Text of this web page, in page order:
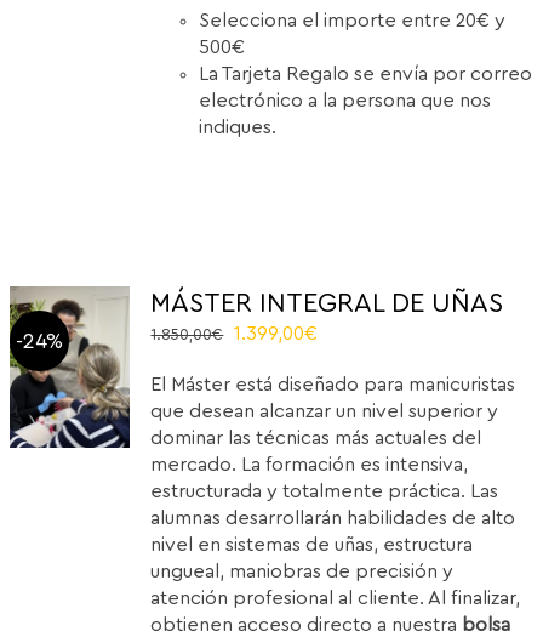
Selecciona el importe entre 20€ y
500€
La Tarjeta Regalo se envía por correo
electrónico a la persona que nos
indiques.
-24%
MÁSTER INTEGRAL DE UÑAS
1.850,00€
El
original
era:
1.850,00€.
1.399,00€
actual
es:
1.399,00€.
El Máster está diseñado para manicuristas
que desean alcanzar un nivel superior y
dominar las técnicas más actuales del
mercado. La formación es intensiva,
estructurada y totalmente práctica. Las
alumnas desarrollarán habilidades de alto
nivel en sistemas de uñas, estructura
ungueal, maniobras de precisión y
atención profesional al cliente. Al finalizar,
obtienen acceso directo a nuestra bolsa